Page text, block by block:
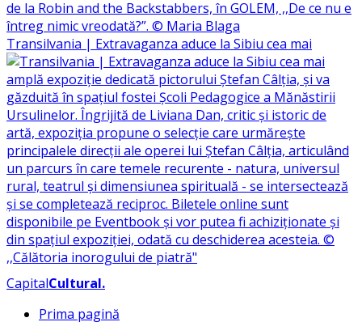
Transilvania | Extravaganza aduce la Sibiu cea mai
CapitalCultural.
Prima pagină